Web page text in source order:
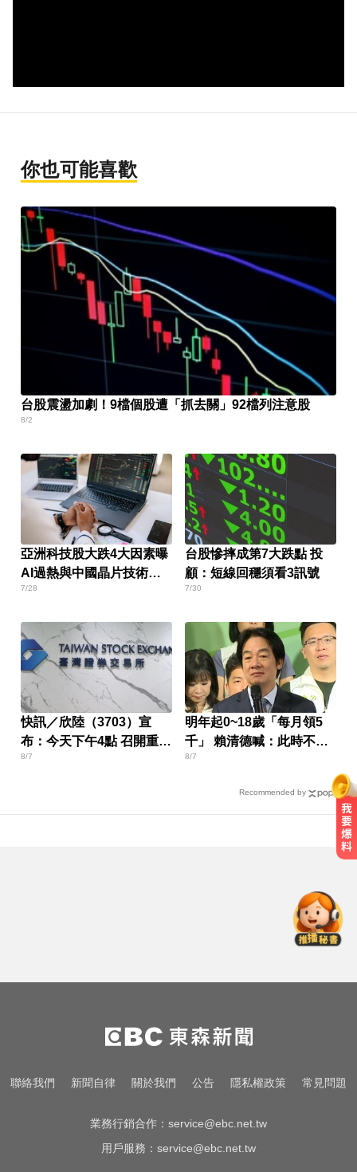
你也可能喜歡
台股震盪加劇！9檔個股遭「抓去關」92檔列注意股
8/2
亞洲科技股大跌4大因素曝
AI過熱與中國晶片技術引
發疑慮
7/28
台股慘摔成第7大跌點 投
顧：短線回穩須看3訊號
7/30
快訊／欣陸（3703）宣
布：今天下午4點 召開重訊
記者會
8/7
明年起0~18歲「每月領5
千」 賴清德喊：此時不生
待何時
8/7
Recommended by
宣布參加WNBA選秀
無懼白海豚風雨！企聯父親節回歸
張庭瑜、張正韋用勝利感謝老爸
涉製毒、跨國販毒！埃及女星被判
聯絡我們 新聞自律 關於我們 公告 隱私權政策 常見問題
業務行銷合作： service@ebc.net.tw
用戶服務： service@ebc.net.tw